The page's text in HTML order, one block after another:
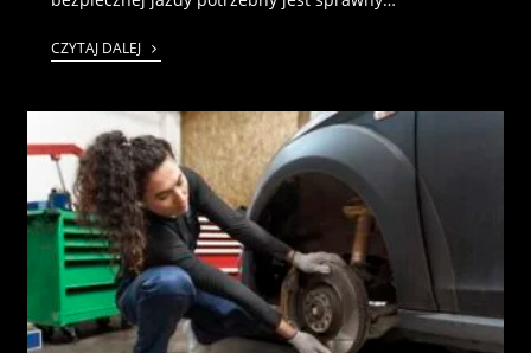
CZYTAJ DALEJ